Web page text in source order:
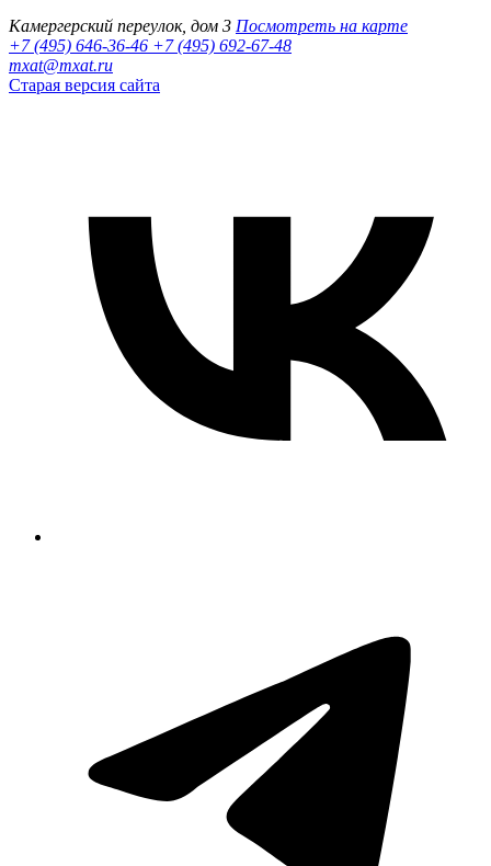
Камергерский переулок, дом 3 Посмотреть на карте
+7 (495) 646-36-46 +7 (495) 692-67-48‬
mxat@mxat.ru
Старая версия сайта